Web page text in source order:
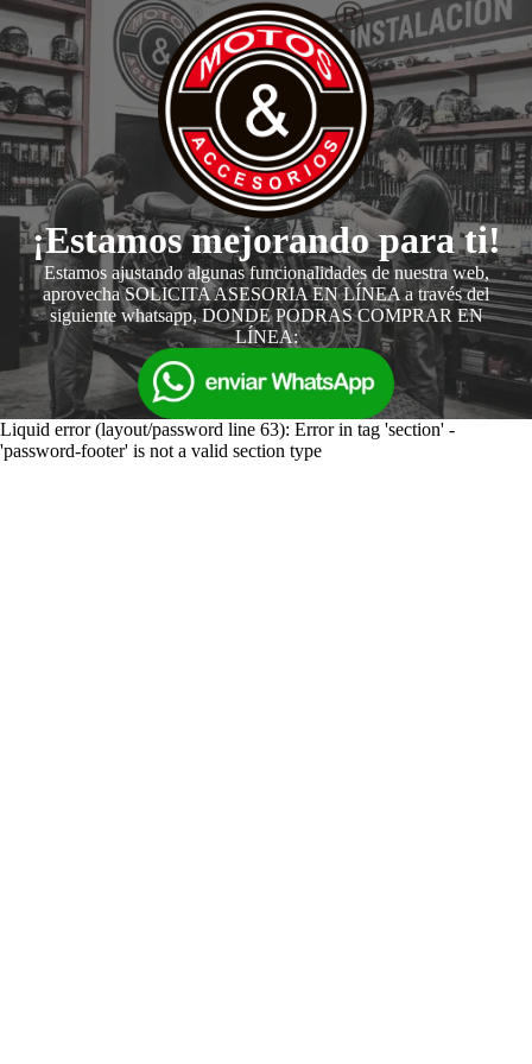
¡Estamos mejorando para ti!
Estamos ajustando algunas funcionalidades de nuestra web,
aprovecha SOLICITA ASESORIA EN LÍNEA a través del
siguiente whatsapp, DONDE PODRAS COMPRAR EN
LÍNEA:
Liquid error (layout/password line 63): Error in tag 'section' -
'password-footer' is not a valid section type